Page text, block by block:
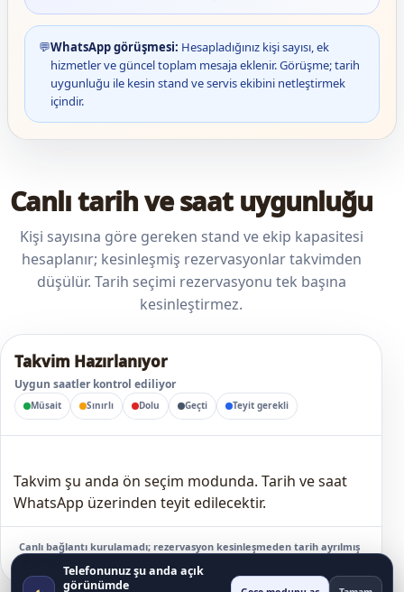
💬WhatsApp görüşmesi: Hesapladığınız kişi sayısı, ek
hizmetler ve güncel toplam mesaja eklenir. Görüşme; tarih
uygunluğu ile kesin stand ve servis ekibini netleştirmek
içindir.
Canlı tarih ve saat uygunluğu
Kişi sayısına göre gereken stand ve ekip kapasitesi
hesaplanır; kesinleşmiş rezervasyonlar takvimden
düşülür. Tarih seçimi rezervasyonu tek başına
kesinleştirmez.
Takvim Hazırlanıyor
Uygun saatler kontrol ediliyor
Müsait Sınırlı Dolu Geçti Teyit gerekli
Takvim şu anda ön seçim modunda. Tarih ve saat
WhatsApp üzerinden teyit edilecektir.
Canlı bağlantı kurulamadı; rezervasyon kesinleşmeden tarih ayrılmış
Telefonunuz şu anda açık
görünümde